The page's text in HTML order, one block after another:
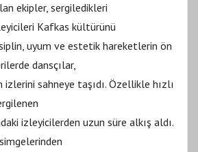
ekipler, sergiledikleri
Kafkas kültürünü
uyum ve estetik hareketlerin ön
dansçılar,
sahneye taşıdı. Özellikle hızlı
izleyicilerden uzun süre alkış aldı.